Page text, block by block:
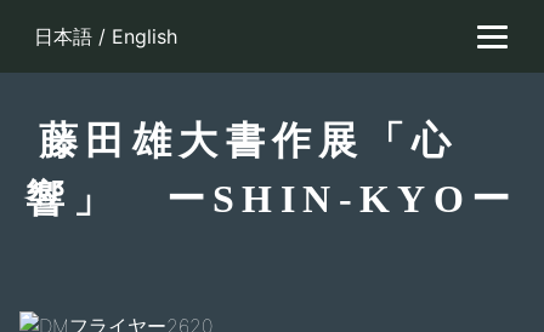
content
日本語 / English
藤田雄大書作展「心
響」 ーSHIN‐KYOー